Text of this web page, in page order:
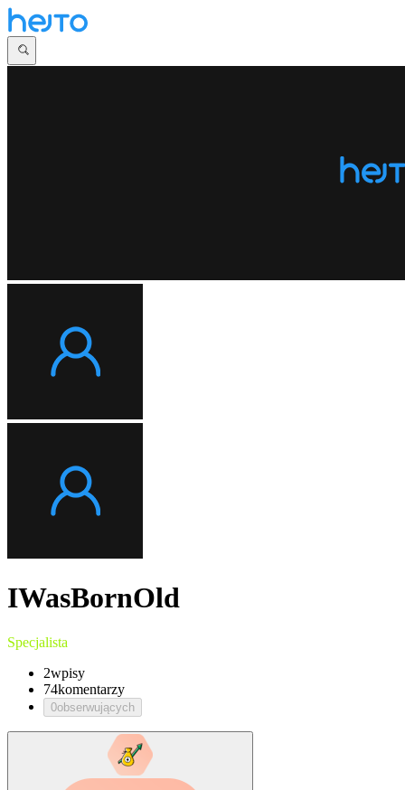
IWasBornOld
Specjalista
2wpisy
74komentarzy
0obserwujących